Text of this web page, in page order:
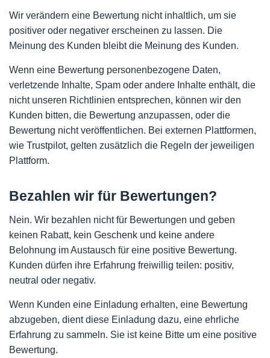
Wir verändern eine Bewertung nicht inhaltlich, um sie
positiver oder negativer erscheinen zu lassen. Die
Meinung des Kunden bleibt die Meinung des Kunden.
Wenn eine Bewertung personenbezogene Daten,
verletzende Inhalte, Spam oder andere Inhalte enthält, die
nicht unseren Richtlinien entsprechen, können wir den
Kunden bitten, die Bewertung anzupassen, oder die
Bewertung nicht veröffentlichen. Bei externen Plattformen,
wie Trustpilot, gelten zusätzlich die Regeln der jeweiligen
Plattform.
Bezahlen wir für Bewertungen?
Nein. Wir bezahlen nicht für Bewertungen und geben
keinen Rabatt, kein Geschenk und keine andere
Belohnung im Austausch für eine positive Bewertung.
Kunden dürfen ihre Erfahrung freiwillig teilen: positiv,
neutral oder negativ.
Wenn Kunden eine Einladung erhalten, eine Bewertung
abzugeben, dient diese Einladung dazu, eine ehrliche
Erfahrung zu sammeln. Sie ist keine Bitte um eine positive
Bewertung.